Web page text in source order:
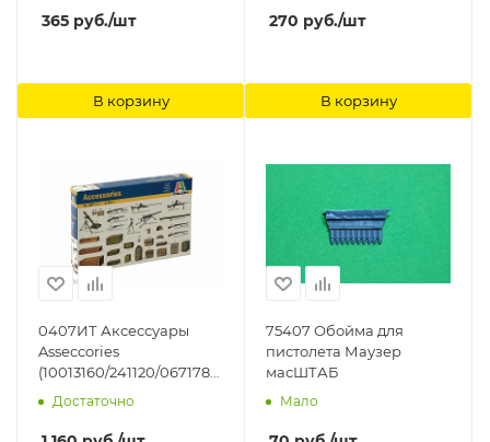
365 руб./шт
В корзину
270 руб./шт
В корзину
0407ИТ Аксессуары
Asseccories
(10013160/241120/0671781,
ИТАЛИЯ ) Italeri
Достаточно
75407 Обойма для
пистолета Маузер
масШТАБ
Мало